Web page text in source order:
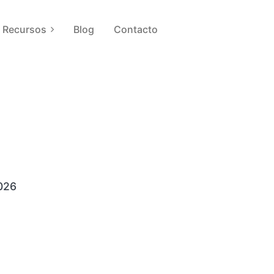
Recursos Blog Contacto